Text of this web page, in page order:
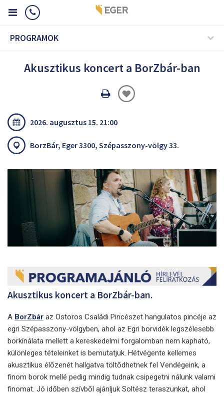
PROGRAMOK
Akusztikus koncert a BorZbár-ban
Oldal
2026. augusztus 15. 21:00
BorzBár, Eger 3300, Szépasszony-völgy 33.
Akusztikus koncert a BorZbár-ban.
A BorZbár az Ostoros Családi Pincészet hangulatos pincéje az
egri Szépasszony-völgyben, ahol az Egri borvidék legszélesebb
borkínálata mellett a kereskedelmi forgalomban nem kapható,
különleges tételeinket is bemutatjuk. Hétvégente kellemes
akusztikus élőzenét hallgatva töltődhetnek fel Vendégeink, a
finom borok mellé pedig mindig tudnak csipegetni nálunk valami
finomat. Jó időben szívből ajánljuk Soltész teraszunkat, ahol